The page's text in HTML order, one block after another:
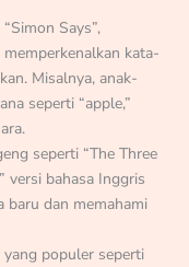
Says”,
memperkenalkan kata-
Misalnya, anak-
seperti “apple,”
seperti “The Three
versi bahasa Inggris
baru dan memahami
populer seperti